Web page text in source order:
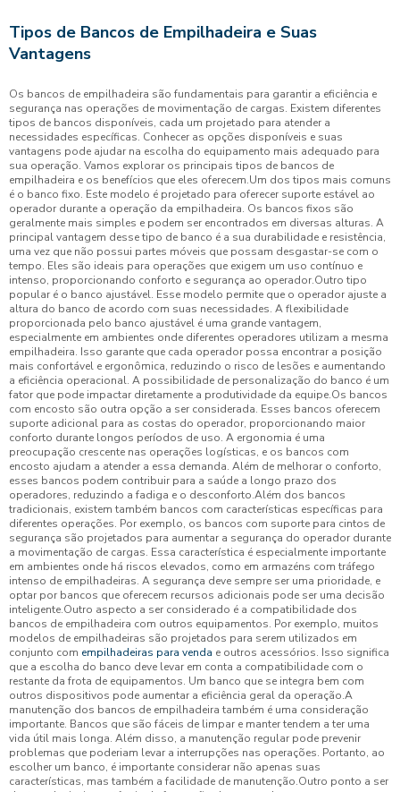
Tipos de Bancos de Empilhadeira e Suas
Vantagens
Os bancos de empilhadeira são fundamentais para garantir a eficiência e
segurança nas operações de movimentação de cargas. Existem diferentes
tipos de bancos disponíveis, cada um projetado para atender a
necessidades específicas. Conhecer as opções disponíveis e suas
vantagens pode ajudar na escolha do equipamento mais adequado para
sua operação. Vamos explorar os principais tipos de bancos de
empilhadeira e os benefícios que eles oferecem.Um dos tipos mais comuns
é o banco fixo. Este modelo é projetado para oferecer suporte estável ao
operador durante a operação da empilhadeira. Os bancos fixos são
geralmente mais simples e podem ser encontrados em diversas alturas. A
principal vantagem desse tipo de banco é a sua durabilidade e resistência,
uma vez que não possui partes móveis que possam desgastar-se com o
tempo. Eles são ideais para operações que exigem um uso contínuo e
intenso, proporcionando conforto e segurança ao operador.Outro tipo
popular é o banco ajustável. Esse modelo permite que o operador ajuste a
altura do banco de acordo com suas necessidades. A flexibilidade
proporcionada pelo banco ajustável é uma grande vantagem,
especialmente em ambientes onde diferentes operadores utilizam a mesma
empilhadeira. Isso garante que cada operador possa encontrar a posição
mais confortável e ergonômica, reduzindo o risco de lesões e aumentando
a eficiência operacional. A possibilidade de personalização do banco é um
fator que pode impactar diretamente a produtividade da equipe.Os bancos
com encosto são outra opção a ser considerada. Esses bancos oferecem
suporte adicional para as costas do operador, proporcionando maior
conforto durante longos períodos de uso. A ergonomia é uma
preocupação crescente nas operações logísticas, e os bancos com
encosto ajudam a atender a essa demanda. Além de melhorar o conforto,
esses bancos podem contribuir para a saúde a longo prazo dos
operadores, reduzindo a fadiga e o desconforto.Além dos bancos
tradicionais, existem também bancos com características específicas para
diferentes operações. Por exemplo, os bancos com suporte para cintos de
segurança são projetados para aumentar a segurança do operador durante
a movimentação de cargas. Essa característica é especialmente importante
em ambientes onde há riscos elevados, como em armazéns com tráfego
intenso de empilhadeiras. A segurança deve sempre ser uma prioridade, e
optar por bancos que oferecem recursos adicionais pode ser uma decisão
inteligente.Outro aspecto a ser considerado é a compatibilidade dos
bancos de empilhadeira com outros equipamentos. Por exemplo, muitos
modelos de empilhadeiras são projetados para serem utilizados em
conjunto com empilhadeiras para venda e outros acessórios. Isso significa
que a escolha do banco deve levar em conta a compatibilidade com o
restante da frota de equipamentos. Um banco que se integra bem com
outros dispositivos pode aumentar a eficiência geral da operação.A
manutenção dos bancos de empilhadeira também é uma consideração
importante. Bancos que são fáceis de limpar e manter tendem a ter uma
vida útil mais longa. Além disso, a manutenção regular pode prevenir
problemas que poderiam levar a interrupções nas operações. Portanto, ao
escolher um banco, é importante considerar não apenas suas
características, mas também a facilidade de manutenção.Outro ponto a ser